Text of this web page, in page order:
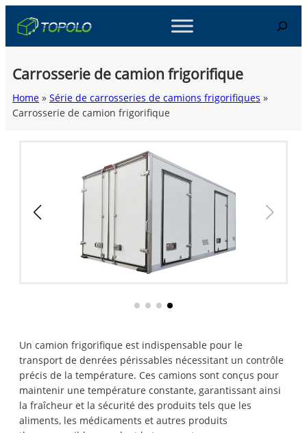
Search
Carrosserie de camion frigorifique
Home » Série de carrosseries de camions frigorifiques »
Carrosserie de camion frigorifique
Un camion frigorifique est indispensable pour le
transport de denrées périssables nécessitant un contrôle
précis de la température. Ces camions sont conçus pour
maintenir une température constante, garantissant ainsi
la fraîcheur et la sécurité des produits tels que les
aliments, les médicaments et autres produits